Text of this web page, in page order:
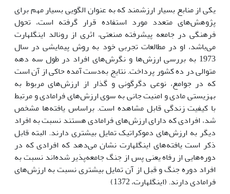
یکى از منابع بسیار ارزشمند که به عنوان الگویى بسیار مهم براى
پژوهش‌هاى متعدد مورد استفاده قرار گرفته است، تحول
فرهنگى در جامعه پیشرفته صنعتى، اثرى از رونالد اینگلهارت
مى‌باشد، او در مطالعات تجربى خود به روش پیمایشى در سال
1973 به بررسى ارزش‌ها و نگرش‌هاى افراد در طول سه دهه
متوالى در ده کشور پرداخت. نتایج به‌دست آمده حاکى از آن است
که در جوامع، نوعى دگرگونى و گذار از ارزش‌هاى مربوط به
بهزیستى مادى و امنیت جانى به سوى ارزش‌هاى فرامادى و مرتبط
با کیفیت زندگى قابل مشاهده است. براساس یافته‌ها مشخص
شد، افرادى که داراى ارزش‌هاى فرامادى هستند نسبت به افراد
دیگر به ارزش‌هاى دموکراتیک تمایل بیشترى دارند. البته قابل
ذکر است یافته‌هاى اینگلهارت نشان مى‌دهد که افرادى که در
دوره‌هایى از رفاه یعنى پس از جنگ جامعه‌پذیر شده‌اند نسبت به
افراد دوره جنگ و قبل از آن تمایل بیشترى نسبت به ارزش‌هاى
فرامادى دارند. (اینگلهارت، 1372)